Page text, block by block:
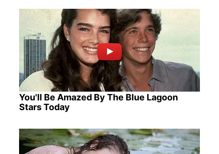
You'll Be Amazed By The Blue Lagoon
Stars Today